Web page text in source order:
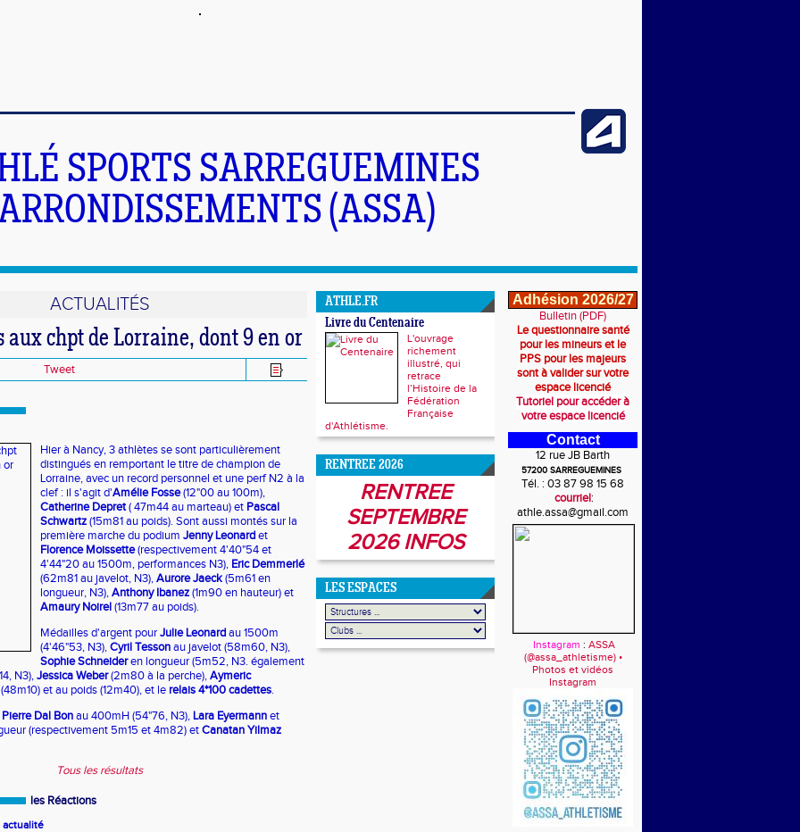
SPORTS SARREGUEMINES
(ASSA)
ACTUALITÉS
aux chpt de Lorraine, dont 9 en or
Tweet
Hier à Nancy, 3 athlètes se sont particulièrement
distingués en remportant le titre de champion de
Lorraine, avec un record personnel et une perf N2 à la
clef : il s'agit d'Amélie Fosse(12"00 au 100m),
Catherine Depret( 47m44 au marteau) et Pascal
Schwartz(15m81 au poids). Sont aussi montés sur la
première marche du podium Jenny Leonardet
Florence Moissette(respectivement 4'40"54 et
4'44"20 au 1500m, performances N3), Eric Demmerlé
(62m81 au javelot, N3),Aurore Jaeck(5m61 en
longueur, N3),Anthony Ibanez(1m90 en hauteur) et
Amaury Noirel(13m77 au poids).
Médailles d'argent pourJulie Leonardau 1500m
(4'46"53, N3),Cyril Tessonau javelot (58m60, N3),
Sophie Schneideren longueur (5m52, N3. également
N3),Jessica Weber(2m80 à la perche),Aymeric
et au poids (12m40), et le relais 4*100 cadettes.
Dal Bonau 400mH (54"76, N3), Lara Eyermannet
(respectivement 5m15 et 4m82) etCanatan Yilmaz
Tous les résultats
les Réactions
actualité
ATHLE.FR
Livre du Centenaire
L'ouvrage
richement
illustré, qui
retrace
l’Histoire de la
Fédération
Française
d'Athlétisme.
RENTREE 2026
RENTREE
SEPTEMBRE
2026 INFOS
LES ESPACES
Adhésion 2026/27
Bulletin (PDF)
Le questionnaire santé
pour les mineurs et le
PPS pour les majeurs
sont à valider sur votre
espace licencié
Tutoriel pour accéder à
votre espace licencié
Contact
12 rue JB Barth
57200 SARREGUEMINES
Tél. : 03 87 98 15 68
courriel:
athle.assa@gmail.com
Instagram : ASSA
(@assa_athletisme) •
Photos et vidéos
Instagram